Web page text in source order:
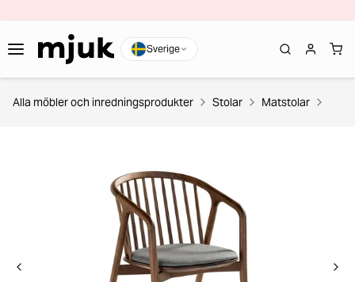
Sverige
Alla möbler och inredningsprodukter Stolar Matstolar